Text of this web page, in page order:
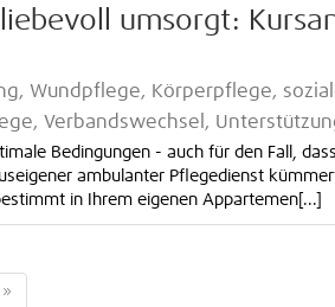
umsorgt:
Wundpflege, Körperpflege,
Verbandswechsel,
Bedingungen - auch für den Fall,
ambulanter Pflegedienst
in Ihrem eigenen Appartemen[...]
»